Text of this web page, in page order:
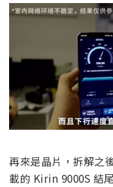
再來是晶片，拆解之
載的 Kirin 9000S 結